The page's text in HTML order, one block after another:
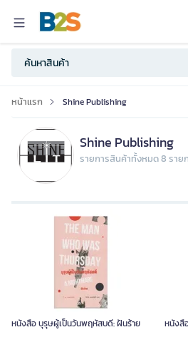
หน้าแรก Shine Publishing
Shine Publishing
รายการสินค้าทั้งหมด 8 ราย
หนังสือ บุรุษผู้เป็นวันพฤหัสบดี: ฝันร้าย หนังสื